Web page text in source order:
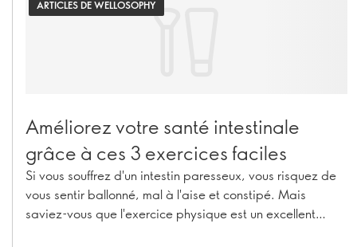
ARTICLES DE WELLOSOPHY
Améliorez votre santé intestinale
grâce à ces 3 exercices faciles
Si vous souffrez d'un intestin paresseux, vous risquez de
vous sentir ballonné, mal à l'aise et constipé. Mais
saviez-vous que l'exercice physique est un excellent